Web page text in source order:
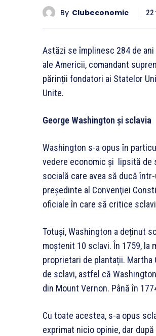
By Clubeconomic 22
Astăzi se împlinesc 284 de
ale Americii, comandant
părinții fondatori ai Statelor
Unite.
George Washington și sclavia
Washington s-a opus în
vedere economic și lipsită de
socială care avea să ducă
preşedinte al Convenţiei
oficiale în care să critice
Totuși, Washington a deținut
moștenit 10 sclavi. În 1759, la
proprietari de plantații.
de sclavi, astfel că
din Mount Vernon. Până în
Cu toate acestea, s-a opus
exprimat nicio opinie, dar